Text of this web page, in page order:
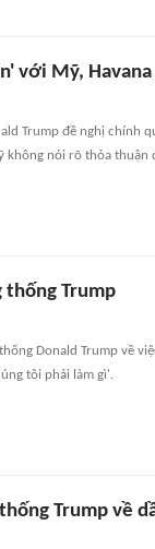
với Mỹ,
Trump đề nghị chính
không nói rõ thỏa thuận
thống Trump
Donald Trump về
tôi phải làm gì'.
Trump về